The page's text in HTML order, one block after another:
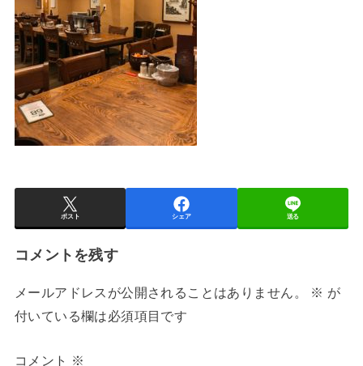
ポスト シェア 送る
コメントを残す
メールアドレスが公開されることはありません。 ※ が
付いている欄は必須項目です
コメント ※